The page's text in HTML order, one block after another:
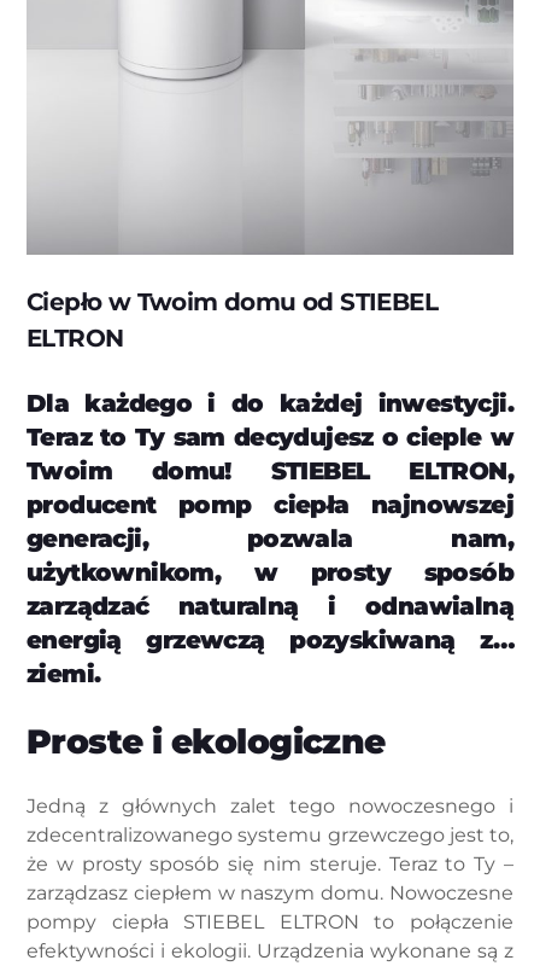
Ciepło w Twoim domu od STIEBEL
ELTRON
Dla każdego i do każdej inwestycji.
Teraz to Ty sam decydujesz o cieple w
Twoim domu! STIEBEL ELTRON,
producent pomp ciepła najnowszej
generacji, pozwala nam,
użytkownikom, w prosty sposób
zarządzać naturalną i odnawialną
energią grzewczą pozyskiwaną z…
ziemi.
Proste i ekologiczne
Jedną z głównych zalet tego nowoczesnego i
zdecentralizowanego systemu grzewczego jest to,
że w prosty sposób się nim steruje. Teraz to Ty –
zarządzasz ciepłem w naszym domu. Nowoczesne
pompy ciepła STIEBEL ELTRON to połączenie
efektywności i ekologii. Urządzenia wykonane są z